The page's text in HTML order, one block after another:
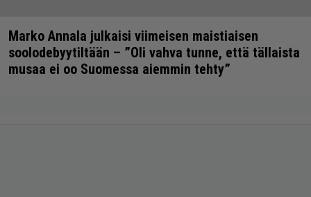
Marko Annala julkaisi viimeisen maistiaisen
soolodebyytiltään – ”Oli vahva tunne, että tällaista
musaa ei oo Suomessa aiemmin tehty”